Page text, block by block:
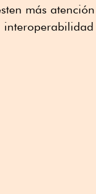
más atención
interoperabilidad